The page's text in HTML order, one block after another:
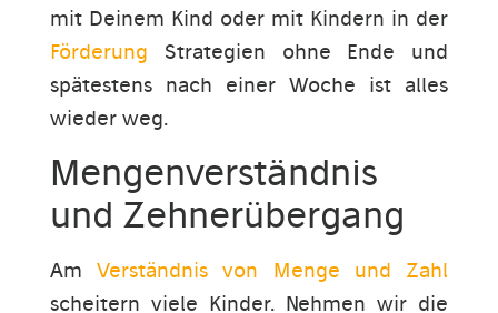
mit Deinem Kind oder mit Kindern in der
Förderung Strategien ohne Ende und
spätestens nach einer Woche ist alles
wieder weg.
Mengenverständnis
und Zehnerübergang
AmVerständnis von Menge und Zahl
scheitern viele Kinder. Nehmen wir die